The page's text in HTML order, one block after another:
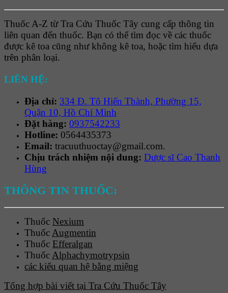
Thuốc A-Z từ Tra Cứu Thuốc Tây cung cấp thông tin
liên quan đến thuốc. Bạn có thể tìm đọc về các thuốc
được kê toa cũng như không kê toa, hoặc tìm hiểu dựa
trên phân loại.
LIÊN HỆ:
Địa chỉ: 334 Đ. Tô Hiến Thành, Phường 15,
Quận 10, Hồ Chí Minh
Đặt hàng: 0937542233
Hotline: 0564435373
Email: tracuuthuoctay@gmail.com.
Chịu trách nhiệm nội dung: Dược sĩ Cao Thanh
Hùng
THÔNG TIN THUỐC:
Thuốc Nexium
Thuốc Augmentin
Thuốc Efferalgan
Thuốc Alphachymotrypsin
các kiểu quan hệ bằng miệng
Tổng hợp bài viết tại Tra Cứu Thuốc Tây